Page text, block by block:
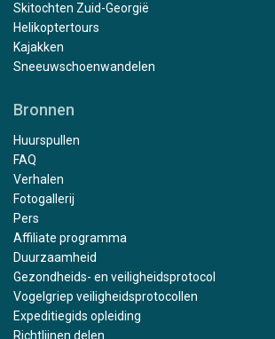
Skitochten Zuid-Georgië
Helikoptertours
Kajakken
Sneeuwschoenwandelen
Bronnen
Huurspullen
FAQ
Verhalen
Fotogallerij
Pers
Affiliate programma
Duurzaamheid
Gezondheids- en veiligheidsprotocol
Vogelgriep veiligheidsprotocollen
Expeditiegids opleiding
Richtlijnen delen